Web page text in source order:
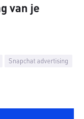
Snapchat advertising
van je